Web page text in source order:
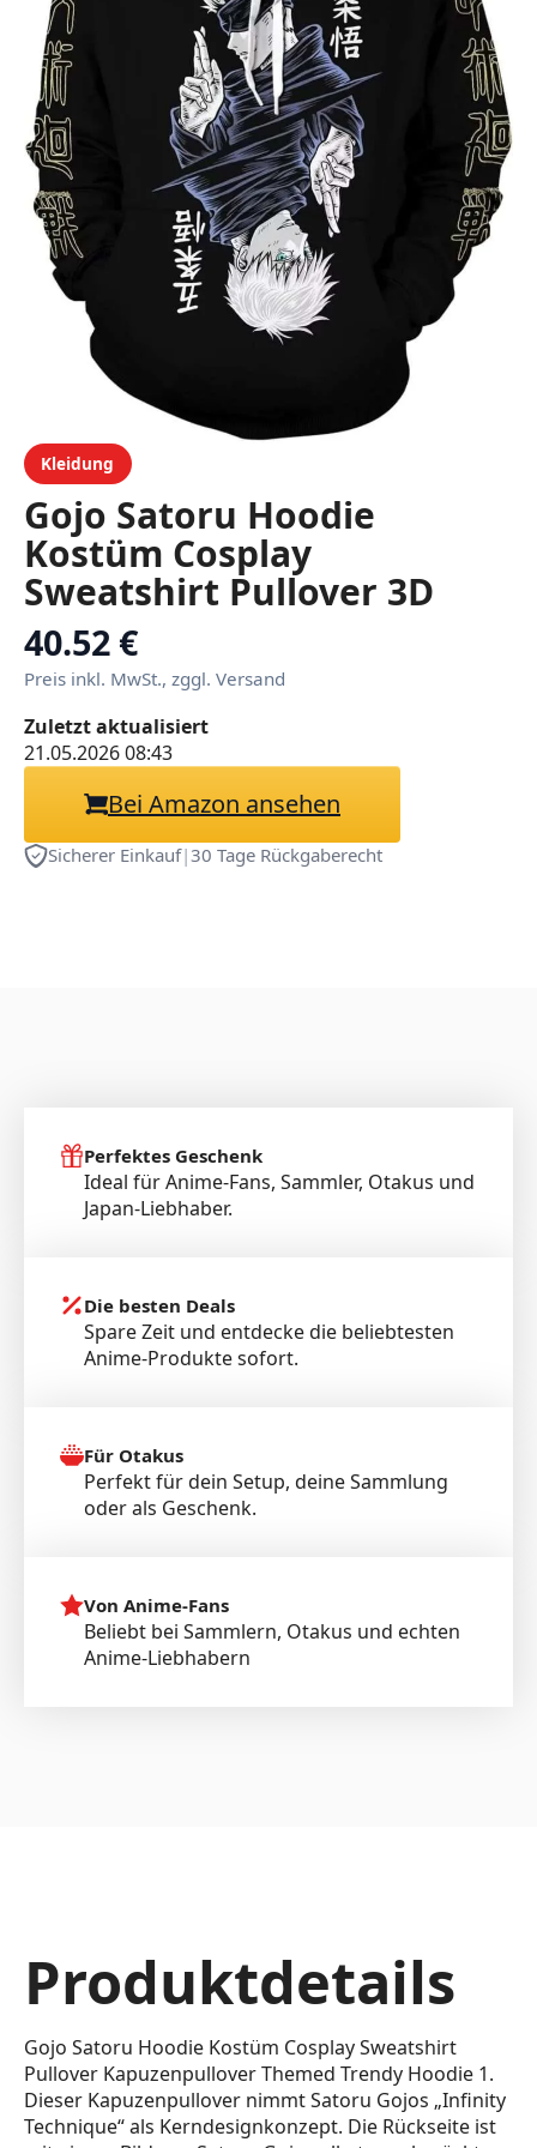
Kleidung
Gojo Satoru Hoodie
Kostüm Cosplay
Sweatshirt Pullover 3D
Neuheit Kapuzenpullover
für Herren Damen
40.52 €
Preis inkl. MwSt., zggl. Versand
Zuletzt aktualisiert
21.05.2026 08:43
Bei Amazon ansehen
Sicherer Einkauf|30 Tage Rückgaberecht
Perfektes Geschenk
Ideal für Anime-Fans, Sammler, Otakus und
Japan-Liebhaber.
Die besten Deals
Spare Zeit und entdecke die beliebtesten
Anime-Produkte sofort.
Für Otakus
Perfekt für dein Setup, deine Sammlung
oder als Geschenk.
Von Anime-Fans
Beliebt bei Sammlern, Otakus und echten
Anime-Liebhabern
Produktdetails
Gojo Satoru Hoodie Kostüm Cosplay Sweatshirt
Pullover Kapuzenpullover Themed Trendy Hoodie 1.
Dieser Kapuzenpullover nimmt Satoru Gojos „Infinity
Technique“ als Kerndesignkonzept. Die Rückseite ist